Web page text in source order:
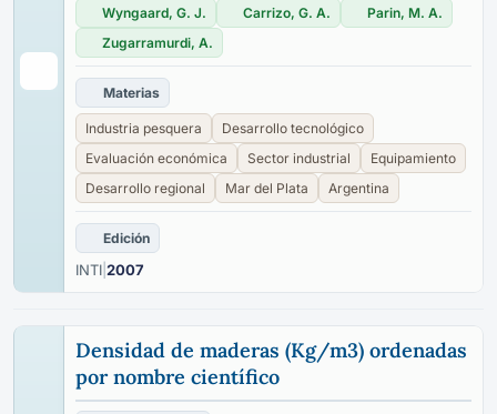
Wyngaard, G. J. Carrizo, G. A.
Parin, M. A.
Zugarramurdi, A.
Materias
Industria pesquera
Desarrollo tecnológico
Evaluación económica
Sector industrial
Equipamiento
Desarrollo regional
Mar del Plata Argentina
Edición
INTI 2007
Densidad de maderas (Kg/m3) ordenadas
por nombre científico